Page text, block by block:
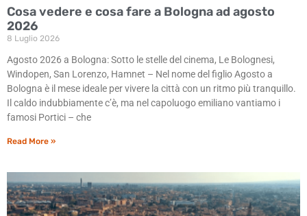
Cosa vedere e cosa fare a Bologna ad agosto
2026
8 Luglio 2026
Agosto 2026 a Bologna: Sotto le stelle del cinema, Le Bolognesi,
Windopen, San Lorenzo, Hamnet – Nel nome del figlio Agosto a
Bologna è il mese ideale per vivere la città con un ritmo più tranquillo.
Il caldo indubbiamente c’è, ma nel capoluogo emiliano vantiamo i
famosi Portici – che
Read More »